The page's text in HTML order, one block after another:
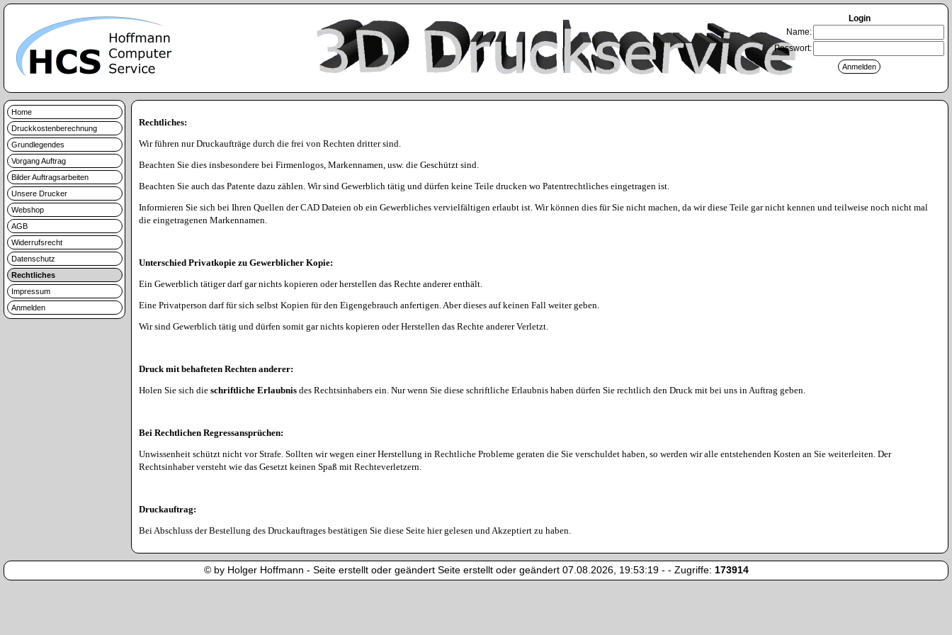
Login
Name:
Passwort:
Home
Druckkostenberechnung
Grundlegendes
Vorgang Auftrag
Bilder Auftragsarbeiten
Unsere Drucker
Webshop
AGB
Widerrufsrecht
Datenschutz
Rechtliches
Impressum
Anmelden
Rechtliches:
Wir führen nur Druckaufträge durch die frei von Rechten dritter sind.
Beachten Sie dies insbesondere bei Firmenlogos, Markennamen, usw. die Geschützt sind.
Beachten Sie auch das Patente dazu zählen. Wir sind Gewerblich tätig und dürfen keine Teile drucken wo Patentrechtliches eingetragen ist.
Informieren Sie sich bei Ihren Quellen der CAD Dateien ob ein Gewerbliches vervielfältigen erlaubt ist. Wir können dies für Sie nicht machen, da wir diese Teile gar nicht kennen und teilweise noch nicht mal
die eingetragenen Markennamen.
Unterschied Privatkopie zu Gewerblicher Kopie:
Ein Gewerblich tätiger darf gar nichts kopieren oder herstellen das Rechte anderer enthält.
Eine Privatperson darf für sich selbst Kopien für den Eigengebrauch anfertigen. Aber dieses auf keinen Fall weiter geben.
Wir sind Gewerblich tätig und dürfen somit gar nichts kopieren oder Herstellen das Rechte anderer Verletzt.
Druck mit behafteten Rechten anderer:
Holen Sie sich die schriftliche Erlaubnis des Rechtsinhabers ein. Nur wenn Sie diese schriftliche Erlaubnis haben dürfen Sie rechtlich den Druck mit bei uns in Auftrag geben.
Bei Rechtlichen Regressansprüchen:
Unwissenheit schützt nicht vor Strafe. Sollten wir wegen einer Herstellung in Rechtliche Probleme geraten die Sie verschuldet haben, so werden wir alle entstehenden Kosten an Sie weiterleiten. Der
Rechtsinhaber versteht wie das Gesetzt keinen Spaß mit Rechteverletzern.
Druckauftrag:
Bei Abschluss der Bestellung des Druckauftrages bestätigen Sie diese Seite hier gelesen und Akzeptiert zu haben.
© by Holger Hoffmann - Seite erstellt oder geändert Seite erstellt oder geändert 07.08.2026, 19:53:19 - - Zugriffe: 173914